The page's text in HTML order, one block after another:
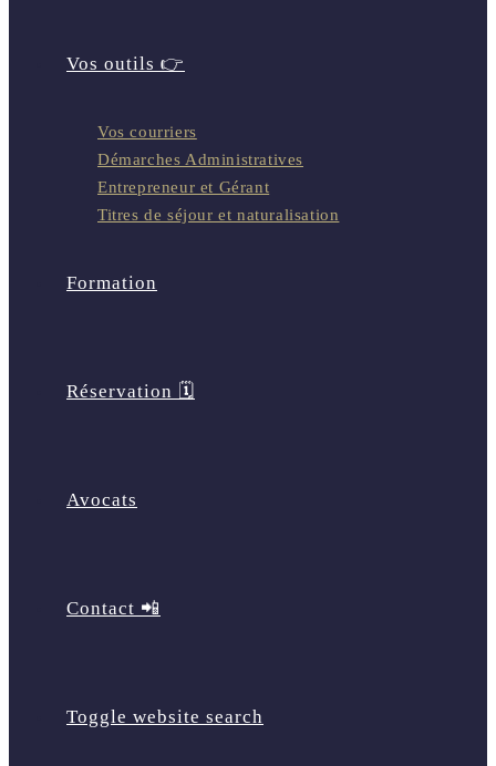
Vos outils 👉
Vos courriers
Démarches Administratives
Entrepreneur et Gérant
Titres de séjour et naturalisation
Formation
Réservation 🗓️
Avocats
Contact 📲
Toggle website search